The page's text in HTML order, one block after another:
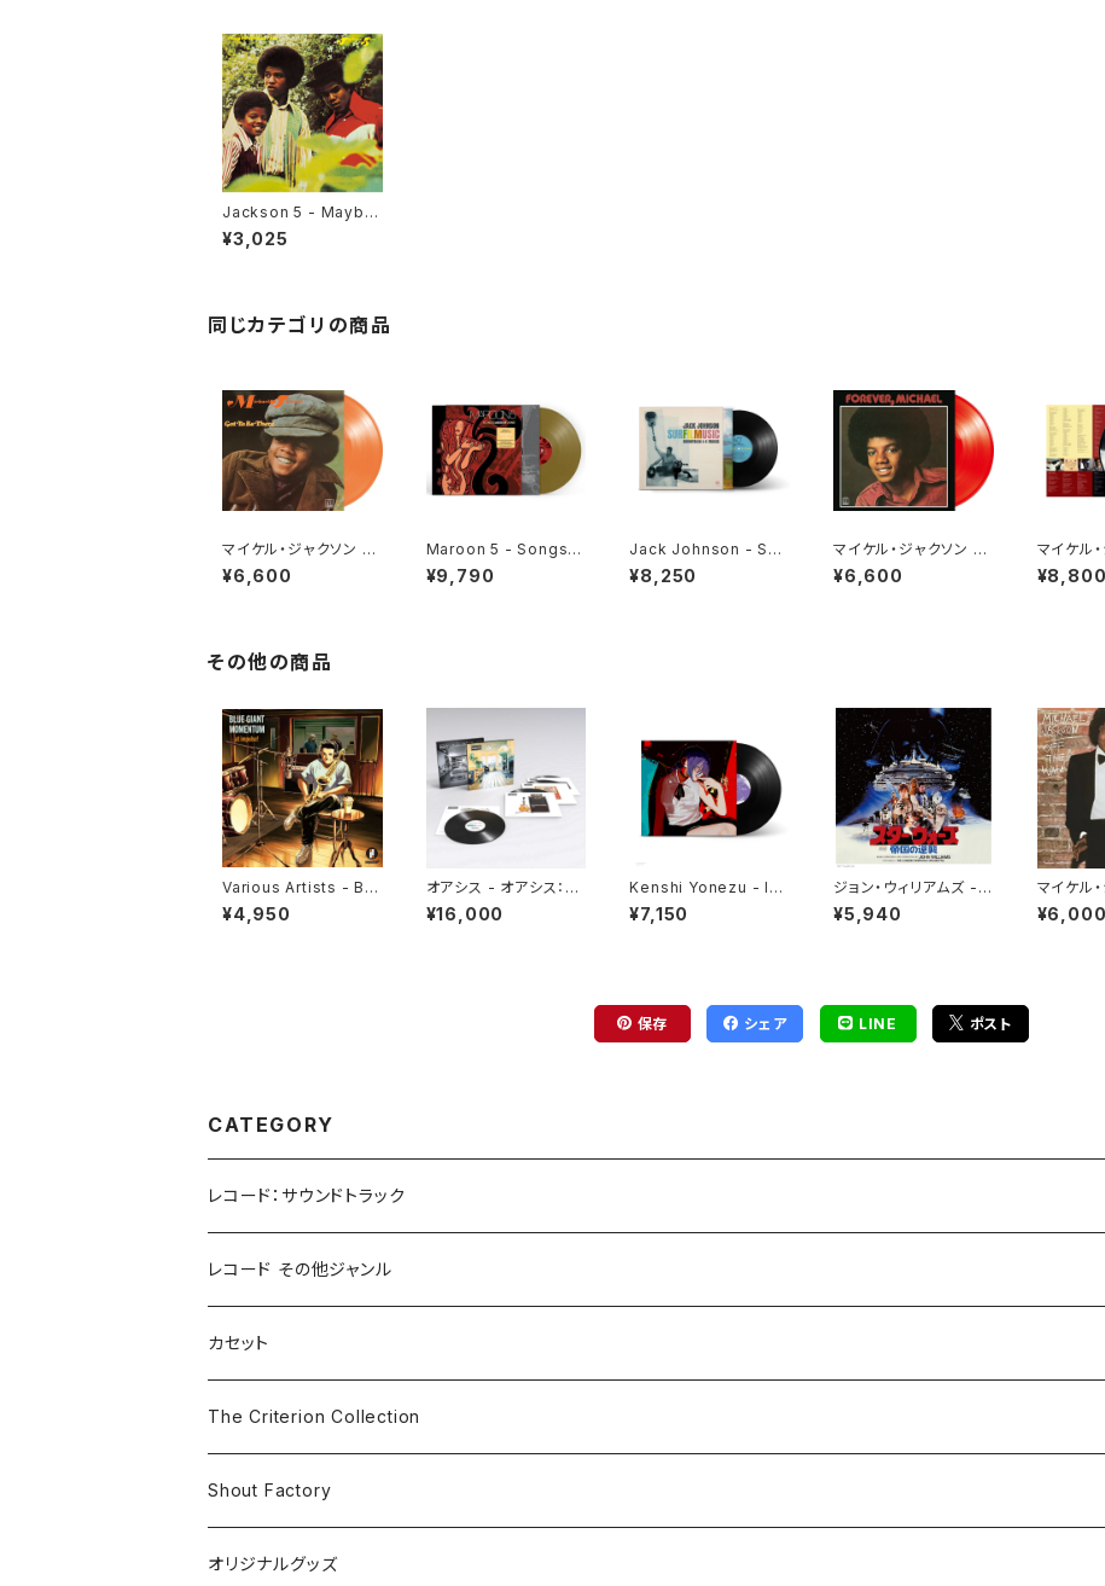
Jackson 5 - Maybe
Tomorrow(LP)
¥3,025
同じカテゴリの商品
マイケル・ジャクソン -
ガット・トゥ・ビー・ゼア
[クリア・オレンジ](LP
¥6,600
Maroon 5 - Songs A
bout Jane[Gold Vin
yl](LP)
¥9,790
Jack Johnson - SU
RFILMUSIC(2LP)
¥8,250
マイケル・ジャクソン -
フォーエヴァー・マイケ
ル[クリア・レッド](LP重
¥6,600
マイケル
¥8,800
その他の商品
Various Artists - BL
UE GIANT MOMENT
UM @ impulse!(LP)
¥4,950
オアシス - オアシス：3
0周年記念デラックス・
エディション（輸入盤国
¥16,000
Kenshi Yonezu - IRI
S OUT / JANE DOE(1
2")
¥7,150
ジョン・ウィリアムズ -
スター・ウォーズ／帝国
の逆襲 (オリジナル・サ
¥5,940
マイケル
OFF
¥6,000
保存 シェア LINE ポスト
CATEGORY
レコード：サウンドトラック
ホラー/スリラー
SF
ドラマ/ロマンス
アクション/クライム
コメディ
レコード その他ジャンル
Rock & Pop
The Smiths
Iron and Wine
Classical
Electronic & Ambient
New Order
Jazz
カセット
The Criterion Collection
Shout Factory
オリジナルグッズ